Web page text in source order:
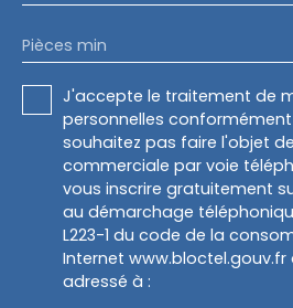
Pièces min
J'accepte le traitement de
personnelles conformément
souhaitez pas faire l'objet
commerciale par voie
vous inscrire gratuitement
au démarchage
L223-1 du code de la
Internet www.bloctel.gouv.fr
adressé à :